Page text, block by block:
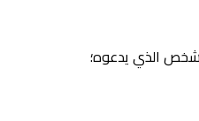
الذي يدعوه؛